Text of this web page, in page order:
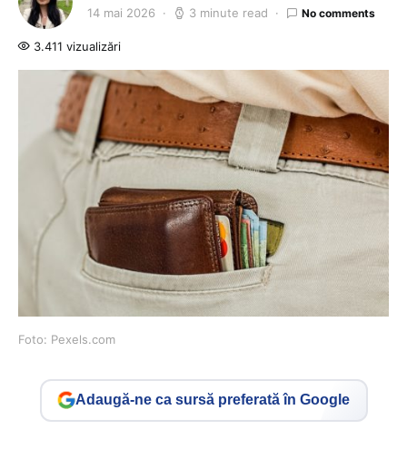
14 mai 2026 3 minute read No comments
3.411 vizualizări
Foto: Pexels.com
Adaugă-ne ca sursă preferată în Google